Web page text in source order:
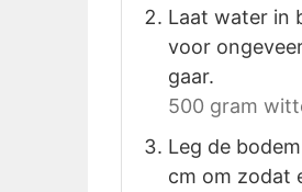
Laat water in
voor
gaar.
500 gram
Leg de
cm om zodat